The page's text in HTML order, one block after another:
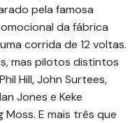
pela famosa
da fábrica
corrida de 12 voltas.
mas pilotos distintos
Hill, John Surtees,
Jones e Keke
Moss. E mais três que